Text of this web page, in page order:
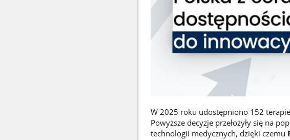
W 2025 roku udostępniono 152
Powyższe decyzje przełożyły się na
technologii medycznych, dzięki czemu